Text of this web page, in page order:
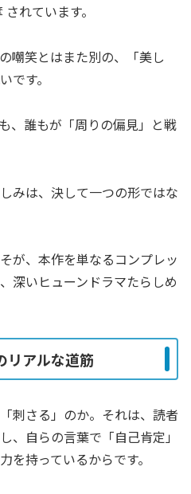
れています。
嘲笑とはまた別の、「美し
です。
、誰もが「周りの偏見」と戦
みは、決して一つの形ではな
が、本作を単なるコンプレッ
深いヒューンドラマたらしめ
リアルな道筋
刺さる」のか。それは、読者
、自らの言葉で「自己肯定」
を持っているからです。